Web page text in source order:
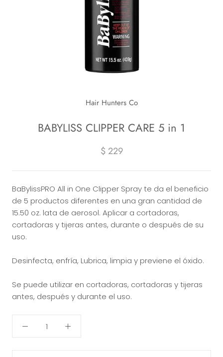
Hair Hunters Co
BABYLISS CLIPPER CARE 5 in 1
$ 229
BaBylissPRO All in One Clipper Spray te da el beneficio
de 5 productos diferentes en una gran cantidad de
15.50 oz. lata de aerosol. Aplicar a cortadoras,
cortadoras y tijeras antes, durante o después de su
uso.
Desinfecta, enfría, Lubrica, limpia y previene el óxido.
Se puede utilizar en cortadoras, cortadoras y tijeras
antes, después y durante el uso.